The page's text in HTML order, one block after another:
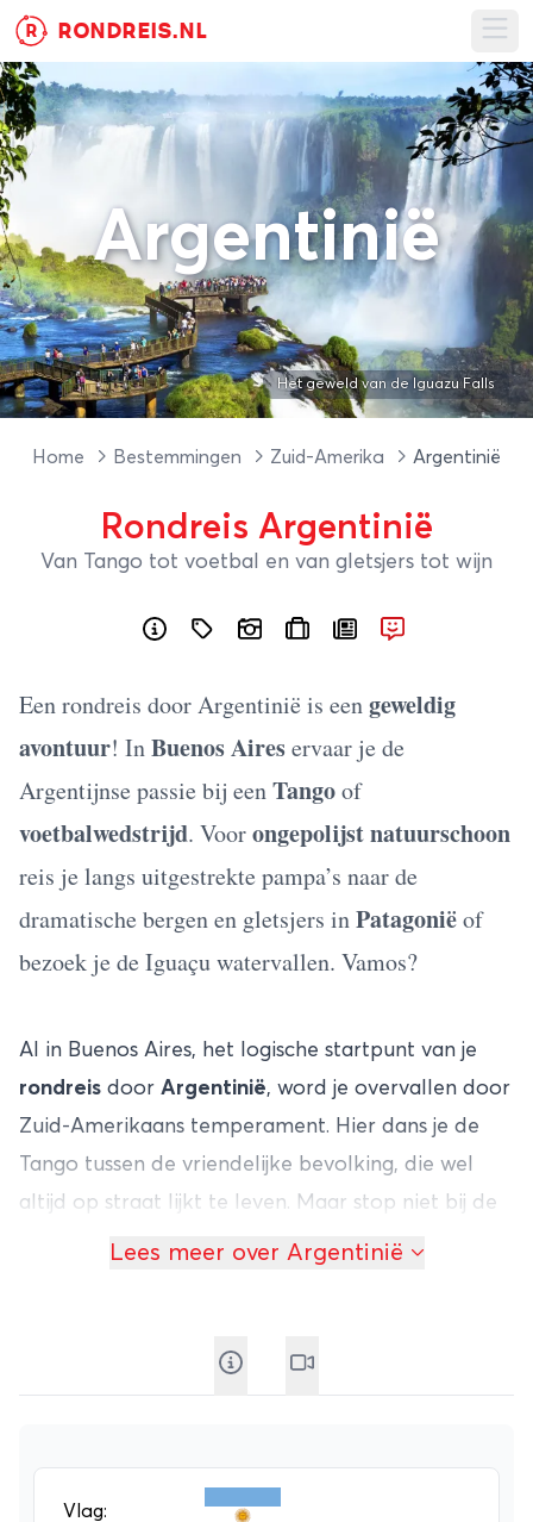
R RONDREIS.NL
Argentinië
Het geweld van de Iguazu Falls
Home Bestemmingen Zuid-Amerika Argentinië
Rondreis Argentinië
Van Tango tot voetbal en van gletsjers tot wijn
Een rondreis door Argentinië is eengeweldig
avontuur! InBuenos Aireservaar je de
Argentijnse passie bij eenTangoof
voetbalwedstrijd. Voorongepolijst natuurschoon
reis je langs uitgestrekte pampa’s naar de
dramatische bergen en gletsjers inPatagoniëof
bezoek je de Iguaçu watervallen. Vamos?
Al in Buenos Aires, het logische startpunt van je
rondreis door Argentinië, word je overvallen door
Zuid-Amerikaans temperament. Hier dans je de
Tango tussen de vriendelijke bevolking, die wel
altijd op straat lijkt te leven. Maar stop niet bij de
hoofdstad, want buiten Buenos Aires leer je
vandaan komt en je de hoogste berg van het land
vindt: Mount Aconcagua. Maar dan is het
De hoeveelheid bezienswaardigheden in
Argentinië is namelijk bijna onuitputtelijk. Voor
Lees meer over Argentinië
Vlag: